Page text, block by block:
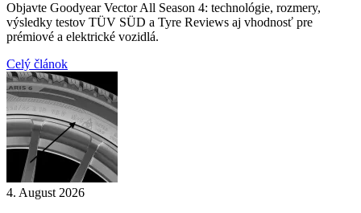
Objavte Goodyear Vector All Season 4: technológie, rozmery,
výsledky testov TÜV SÜD a Tyre Reviews aj vhodnosť pre
prémiové a elektrické vozidlá.
Celý článok
4. August 2026